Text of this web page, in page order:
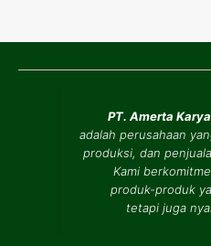
PT. Amerta
adalah perusahaan
produksi, dan
Kami
produk-produk
tetapi juga